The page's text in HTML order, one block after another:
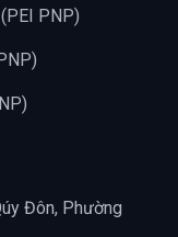
PNP)
Đôn, Phường